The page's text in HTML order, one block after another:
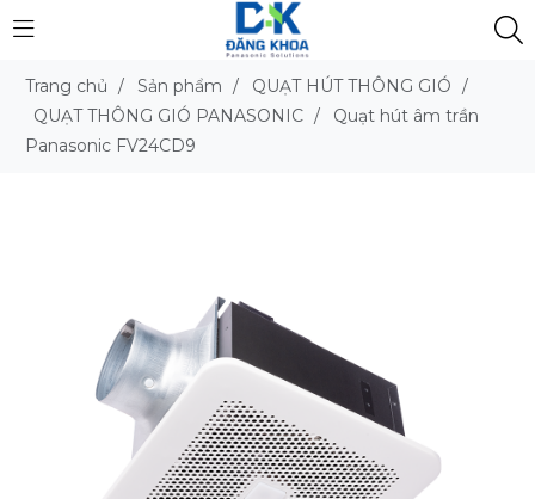
Trang chủ / Sản phẩm / QUẠT HÚT THÔNG GIÓ /
QUẠT THÔNG GIÓ PANASONIC /
Quạt hút âm trần
Panasonic FV24CD9